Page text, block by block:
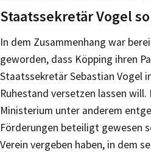
Staatssekretär Vogel
In dem Zusammenhang war
geworden, dass Köpping ihren
Staatssekretär Sebastian Vogel
Ruhestand versetzen lassen
Ministerium unter anderem
Förderungen beteiligt gewesen
Verein vergeben haben, in dem